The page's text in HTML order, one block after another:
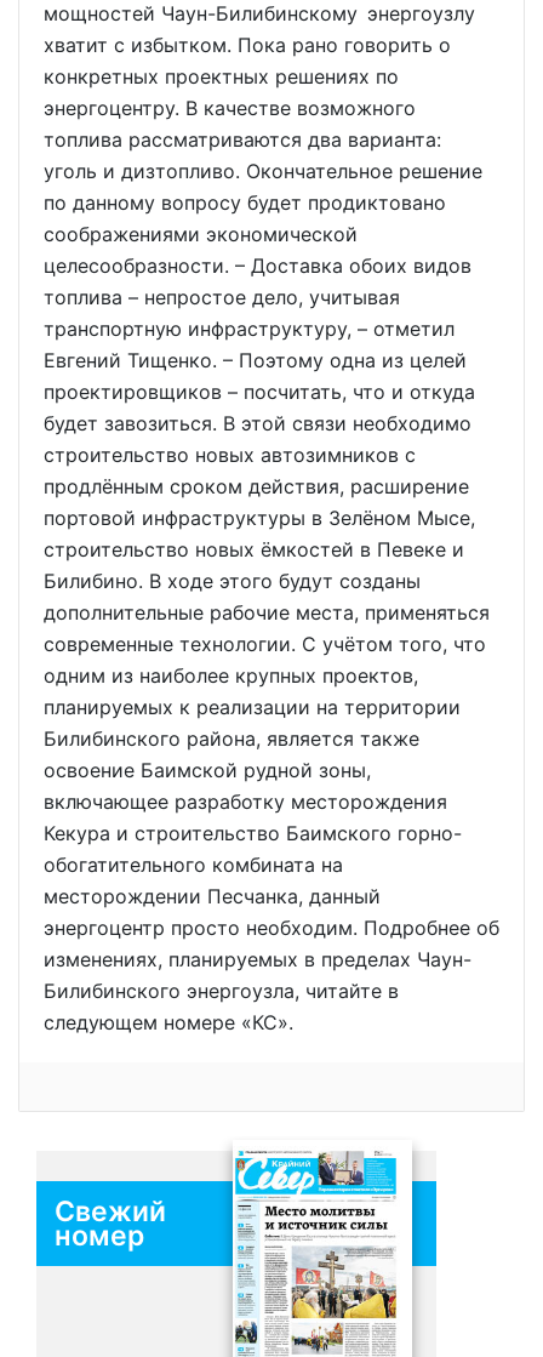
мощностей Чаун-Билибинскому энергоузлу
хватит с избытком. Пока рано говорить о
конкретных проектных решениях по
энергоцентру. В качестве возможного
топлива рассматриваются два варианта:
уголь и дизтопливо. Окончательное решение
по данному вопросу будет продиктовано
соображениями экономической
целесообразности. – Доставка обоих видов
топлива – непростое дело, учитывая
транспортную инфраструктуру, – отметил
Евгений Тищенко. – Поэтому одна из целей
проектировщиков – посчитать, что и откуда
будет завозиться. В этой связи необходимо
строительство новых автозимников с
продлённым сроком действия, расширение
портовой инфраструктуры в Зелёном Мысе,
строительство новых ёмкостей в Певеке и
Билибино. В ходе этого будут созданы
дополнительные рабочие места, применяться
современные технологии. С учётом того, что
одним из наиболее крупных проектов,
планируемых к реализации на территории
Билибинского района, является также
освоение Баимской рудной зоны,
включающее разработку месторождения
Кекура и строительство Баимского горно-
обогатительного комбината на
месторождении Песчанка, данный
энергоцентр просто необходим. Подробнее об
изменениях, планируемых в пределах Чаун-
Билибинского энергоузла, читайте в
следующем номере «КС».
Свежий
номер